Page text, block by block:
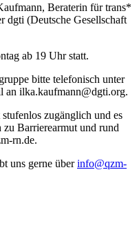
Beraterin für trans*
dgti (Deutsche Gesellschaft
ab 19 Uhr statt.
bitte telefonisch unter
an ilka.kaufmann@dgti.org.
zugänglich und es
zu Barrierearmut und rund
rn.de.
uns gerne überinfo@qzm-